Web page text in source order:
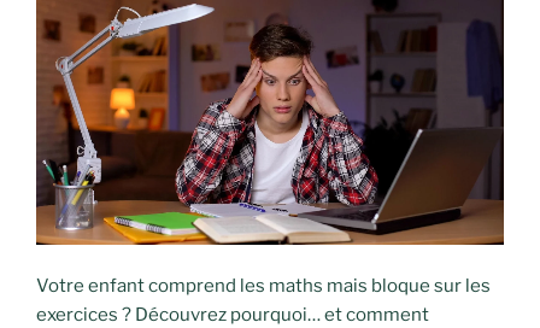
Votre enfant comprend les maths mais bloque sur les
exercices ? Découvrez pourquoi… et comment